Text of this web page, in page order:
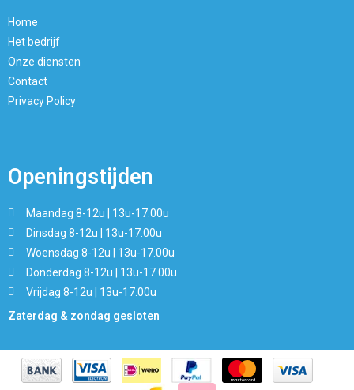
Home
Het bedrijf
Onze diensten
Contact
Privacy Policy
Openingstijden
Maandag 8-12u | 13u-17.00u
Dinsdag 8-12u | 13u-17.00u
Woensdag 8-12u | 13u-17.00u
Donderdag 8-12u | 13u-17.00u
Vrijdag 8-12u | 13u-17.00u
Zaterdag & zondag gesloten